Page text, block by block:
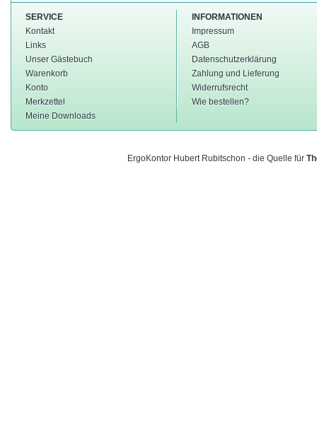
SERVICE
Kontakt
Links
Unser Gästebuch
Warenkorb
Konto
Merkzettel
Meine Downloads
INFORMATIONEN
Impressum
AGB
Datenschutzerklärung
Zahlung und Lieferung
Widerrufsrecht
Wie bestellen?
ErgoKontor Hubert Rubitschon - die Quelle für